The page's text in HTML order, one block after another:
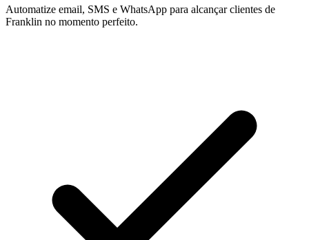
Automatize email, SMS e WhatsApp para alcançar clientes de
Franklin no momento perfeito.